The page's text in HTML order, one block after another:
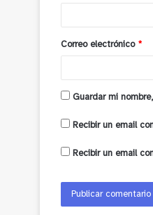
*
Correo electrónico *
Guardar mi
Recibir un email
Recibir un email